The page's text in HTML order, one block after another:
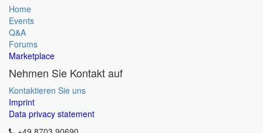
Home
Events
Q&A
Forums
Marketplace
Nehmen Sie Kontakt auf
Kontaktieren Sie uns
Imprint
Data privacy statement